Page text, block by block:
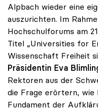
Alpbach wieder eine
auszurichten. Im
Hochschulforums am
Titel „Universities for
Wissenschaft Freiheit
Präsidentin Eva
Rektoren aus der
die Frage erörtern, wie
Fundament der